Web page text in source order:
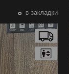
в закладки